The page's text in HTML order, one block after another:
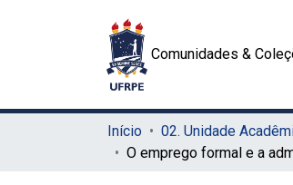
Comunidades &
Início